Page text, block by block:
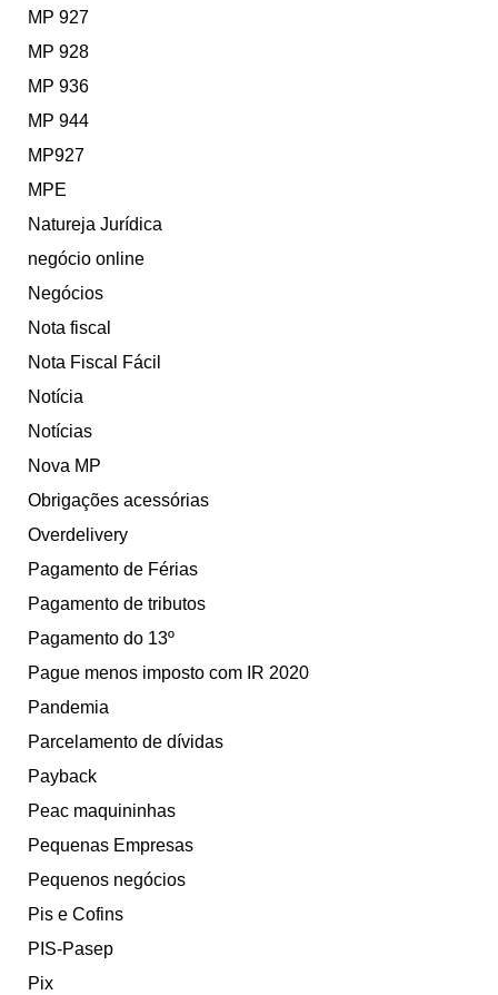
MP 927
MP 928
MP 936
MP 944
MP927
MPE
Natureja Jurídica
negócio online
Negócios
Nota fiscal
Nota Fiscal Fácil
Notícia
Notícias
Nova MP
Obrigações acessórias
Overdelivery
Pagamento de Férias
Pagamento de tributos
Pagamento do 13º
Pague menos imposto com IR 2020
Pandemia
Parcelamento de dívidas
Payback
Peac maquininhas
Pequenas Empresas
Pequenos negócios
Pis e Cofins
PIS-Pasep
Pix